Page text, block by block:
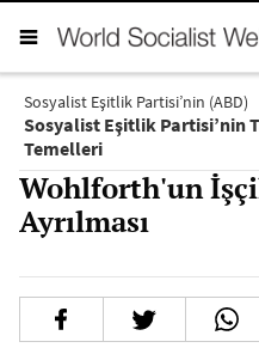
Sosyalist Eşitlik Partisi’nin (ABD)
Sosyalist Eşitlik Partisi’nin
Temelleri
Wohlforth'un
Ayrılması